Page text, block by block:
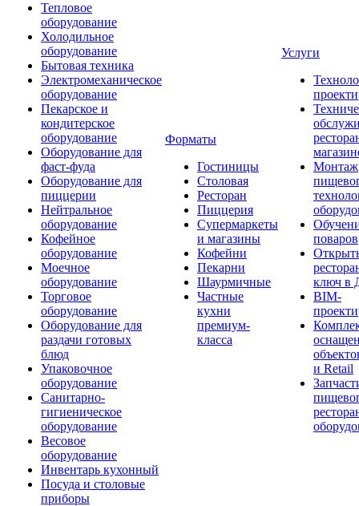
Тепловое
оборудование
Холодильное
оборудование
Бытовая техника
Электромеханическое
оборудование
Пекарское и
кондитерское
оборудование
Оборудование для
фаст-фуда
Оборудование для
пиццерии
Нейтральное
оборудование
Кофейное
оборудование
Моечное
оборудование
Торговое
оборудование
Оборудование для
раздачи готовых
блюд
Упаковочное
оборудование
Санитарно-
гигиеническое
оборудование
Весовое
оборудование
Инвентарь кухонный
Посуда и столовые
приборы
Форматы
Гостиницы
Столовая
Ресторан
Пиццерия
Супермаркеты
и магазины
Кофейни
Пекарни
Шаурмичные
Частные
кухни
премиум-
класса
Услуги
Монтаж
поваров
ключ в
BIM-
и Retail